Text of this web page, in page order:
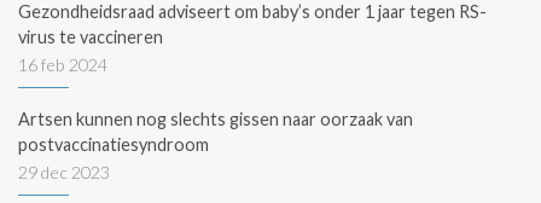
Gezondheidsraad adviseert om baby’s onder 1 jaar tegen RS-
virus te vaccineren
16 feb 2024
Artsen kunnen nog slechts gissen naar oorzaak van
postvaccinatiesyndroom
29 dec 2023